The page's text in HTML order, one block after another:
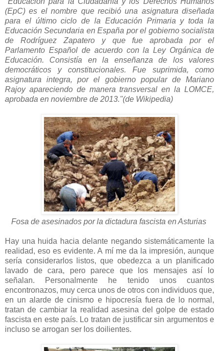
(EpC) es el nombre que recibió una asignatura diseñada
para el último ciclo de la Educación Primaria y toda la
Educación Secundaria en España por el gobierno socialista
de Rodríguez Zapatero y que fue aprobada por el
Parlamento Español de acuerdo con la Ley Orgánica de
Educación. Consistía en la enseñanza de los valores
democráticos y constitucionales. Fue suprimida, como
asignatura integra, por el gobierno popular de Mariano
Rajoy apareciendo de manera transversal en la LOMCE,
aprobada en noviembre de 2013."(de Wikipedia)
Fosa de asesinados por la dictadura fascista en Asturias
Hay una huida hacia delante negando sistemáticamente la
realidad, eso es evidente. A mí me da la impresión, aunque
sería considerarlos listos, que obedezca a un planificado
lavado de cara, pero parece que los mensajes así lo
señalan. Personalmente he tenido unos cuantos
encontronazos, muy cerca unos de otros con individuos que,
en un alarde de cinismo e hipocresía fuera de lo normal,
tratan de cambiar la realidad asesina del golpe de estado
fascista en este país. Lo tratan de justificar sin argumentos e
incluso se arrogan ser los doilientes.